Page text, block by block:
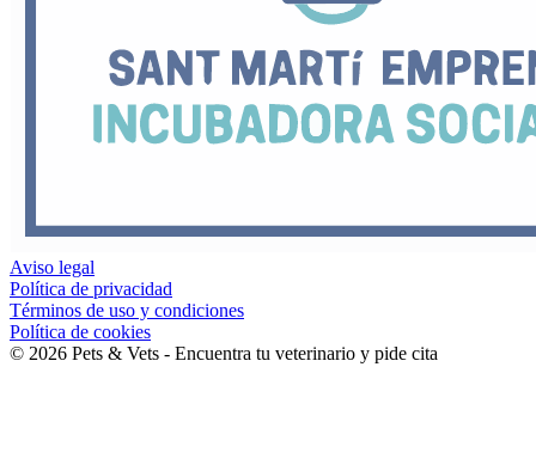
Aviso legal
Política de privacidad
Términos de uso y condiciones
Política de cookies
© 2026 Pets & Vets - Encuentra tu veterinario y pide cita